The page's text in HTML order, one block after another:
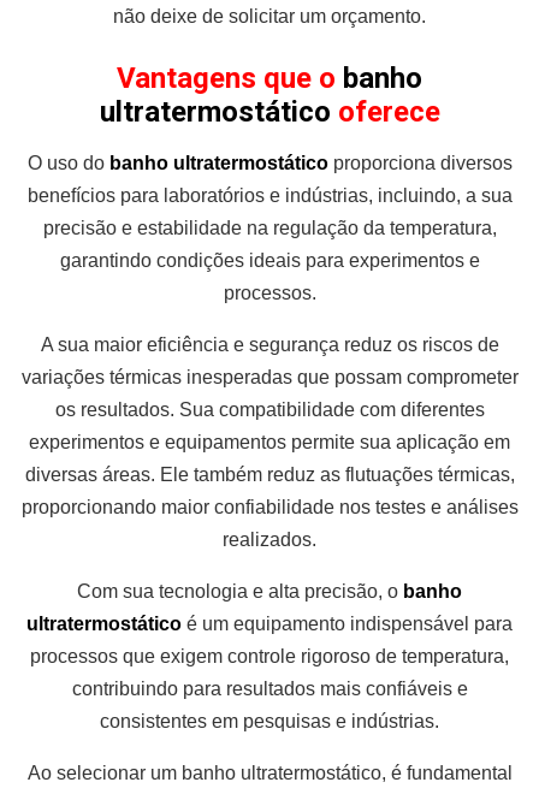
não deixe de solicitar um orçamento.
Vantagens que o banho
ultratermostático oferece
O uso do banho ultratermostáticoproporciona diversos
benefícios para laboratórios e indústrias, incluindo, a sua
precisão e estabilidade na regulação da temperatura,
garantindo condições ideais para experimentos e
processos.
A sua maior eficiência e segurança reduz os riscos de
variações térmicas inesperadas que possam comprometer
os resultados. Sua compatibilidade com diferentes
experimentos e equipamentos permite sua aplicação em
diversas áreas. Ele também reduz as flutuações térmicas,
proporcionando maior confiabilidade nos testes e análises
realizados.
Com sua tecnologia e alta precisão, o banho
ultratermostático é um equipamento indispensável para
processos que exigem controle rigoroso de temperatura,
contribuindo para resultados mais confiáveis e
consistentes em pesquisas e indústrias.
Ao selecionar um banho ultratermostático, é fundamental